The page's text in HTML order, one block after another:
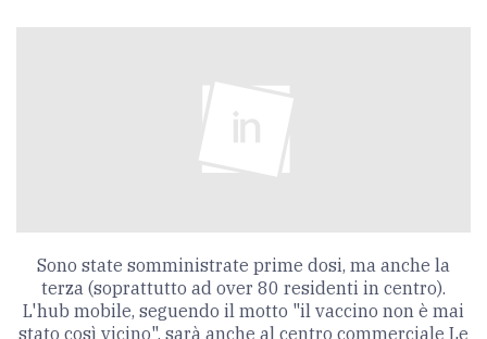
Sono state somministrate prime dosi, ma anche la
terza (soprattutto ad over 80 residenti in centro).
L'hub mobile, seguendo il motto "il vaccino non è mai
stato così vicino", sarà anche al centro commerciale Le